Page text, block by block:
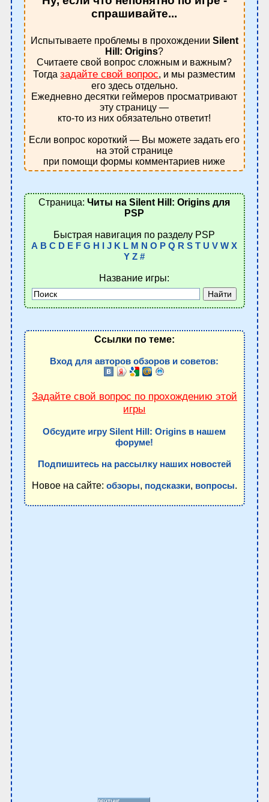
спрашивайте...
Испытываете проблемы в прохождении Silent
Hill: Origins?
Считаете свой вопрос сложным и важным?
Тогдазадайте свой вопрос, и мы разместим
его здесь отдельно.
Ежедневно десятки геймеров просматривают
эту страницу —
кто-то из них обязательно ответит!
Если вопрос короткий — Вы можете задать его
на этой странице
при помощи формы комментариев ниже
Страница:Читы на Silent Hill: Origins для
PSP
Быстрая навигация по разделу PSP
A B C D E F G H J K L M N O P Q R S T U V W X
Y Z #
Название игры:
Ссылки по теме:
Вход для авторов обзоров и советов:
Задайте свой вопрос по прохождению этой
игры
Обсудите игру Silent Hill: Origins в нашем
форуме!
Подпишитесь на рассылку наших новостей
Новое на сайте: обзоры, подсказки, вопросы.